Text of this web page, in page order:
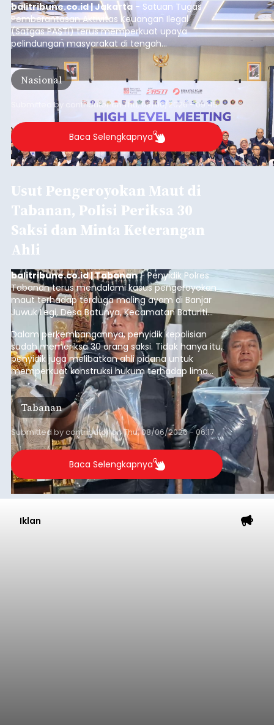
balitribune.co.id | Jakarta - Satuan Tugas
Pemberantasan Aktivitas Keuangan Ilegal
(Satgas PASTI) terus memperkuat upaya
pelindungan masyarakat di tengah
meningkatnya ancaman penipuan digital yang
semakin kompleks.
Nasional
Submitted by contributoronThu, 08/06/2026 - 09:45
Baca Selengkapnya
Usut Pengeroyokan Maut di
Tabanan, Polisi Periksa 30
Saksi dan Minta Keterangan
Ahli
balitribune.co.id | Tabanan- Penyidik Polres
Tabanan terus mendalami kasus pengeroyokan
maut terhadap terduga maling ayam di Banjar
Juwuk Legi, Desa Batunya, Kecamatan Baturiti
yang terjadi beberapa waktu lalu.
Dalam perkembangannya, penyidik kepolisian
sudah memeriksa 30 orang saksi. Tidak hanya itu,
penyidik juga melibatkan ahli pidana untuk
memperkuat konstruksi hukum terhadap lima
orang tersangka yang saat ini ditahan.
Tabanan
Submitted bycontributoronThu, 08/06/2026 - 06:17
Baca Selengkapnya
Iklan